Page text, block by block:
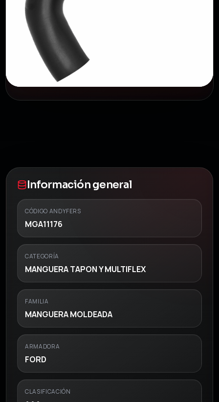
Información general
CÓDIGO ANDYFERS
MGA11176
CATEGORÍA
MANGUERA TAPON Y MULTIFLEX
FAMILIA
MANGUERA MOLDEADA
ARMADORA
FORD
CLASIFICACIÓN